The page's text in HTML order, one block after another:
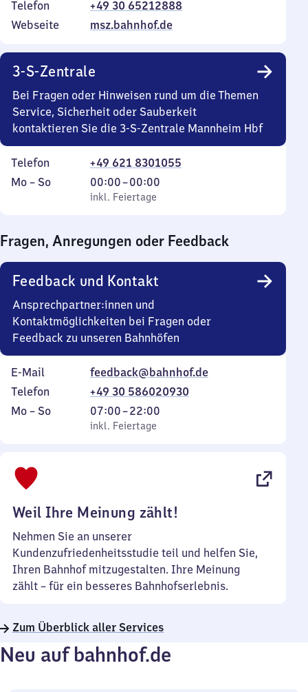
Telefon
+49 30 65212888
Webseite
msz.bahnhof.de
3-S-Zentrale
Bei Fragen oder Hinweisen rund um die Themen
Service, Sicherheit oder Sauberkeit
kontaktieren Sie die 3-S-Zentrale Mannheim Hbf
Telefon
+49 621 8301055
Montag
Mo – So,
inkl. Feiertage
00:00–00:00
Von
0
0
Uhr
inkl. Feiertage
Fragen, Anregungen oder Feedback
Feedback und Kontakt
Ansprechpartner:innen und
Kontaktmöglichkeiten bei Fragen oder
Feedback zu unseren Bahnhöfen
E-Mail
feedback@bahnhof.de
Telefon
+49 30 586020930
Montag
Mo – So,
inkl. Feiertage
07:00–22:00
Von
7
inkl. Feiertage
Weil Ihre Meinung zählt!
Nehmen Sie an unserer
Kundenzufriedenheitsstudie teil und helfen Sie,
Ihren Bahnhof mitzugestalten. Ihre Meinung
zählt – für ein besseres Bahnhofserlebnis.
Zum Überblick aller Services
Neu auf bahnhof.de